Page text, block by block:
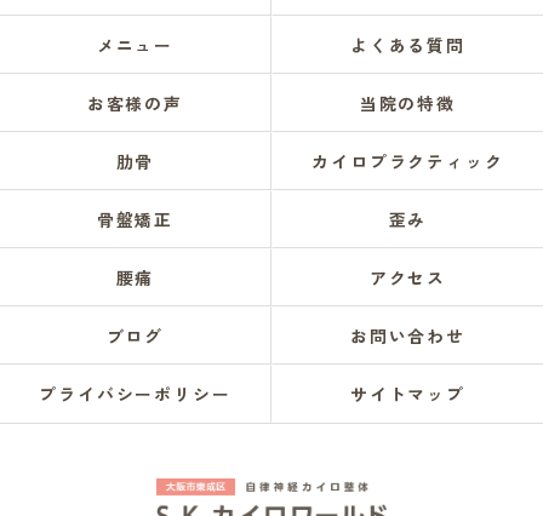
メニュー よくある質問
お客様の声 当院の特徴
肋骨 カイロプラクティック
骨盤矯正 歪み
腰痛 アクセス
ブログ お問い合わせ
プライバシーポリシー サイトマップ